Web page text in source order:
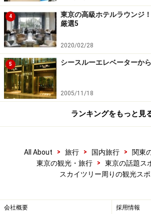
4
東京の高級ホテルラウンジ
厳選5
2020/02/28
5 シースルーエレベーターか
2005/11/18
ランキングをもっと見
All About > 旅行 > 国内旅行 > 関東
東京の観光・旅行
> 東京の話題ス
スカイツリー周りの観光スポ
会社概要 採用情報